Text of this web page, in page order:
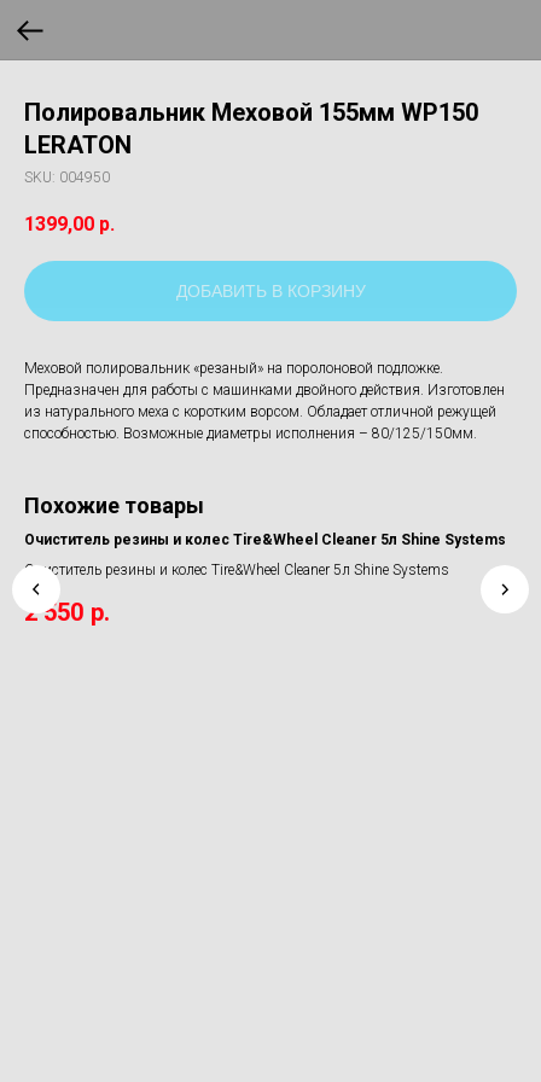
Полировальник Меховой 155мм WP150
LERATON
SKU: 004950
1399,00 р.
ДОБАВИТЬ В КОРЗИНУ
Меховой полировальник «резаный» на поролоновой подложке.
Предназначен для работы с машинками двойного действия. Изготовлен
из натурального меха с коротким ворсом. Обладает отличной режущей
способностью. Возможные диаметры исполнения – 80/125/150мм.
Похожие товары
Очиститель резины и колес Tire&Wheel Cleaner 5л Shine Systems
Очиститель резины и колес Tire&Wheel Cleaner 5л Shine Systems
2 550 р.